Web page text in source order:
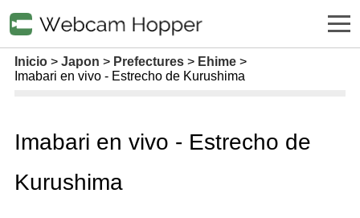
Inicio Japon Prefectures
Ehime
Imabari en vivo - Estrecho de Kurushima
Imabari en vivo - Estrecho de
Kurushima